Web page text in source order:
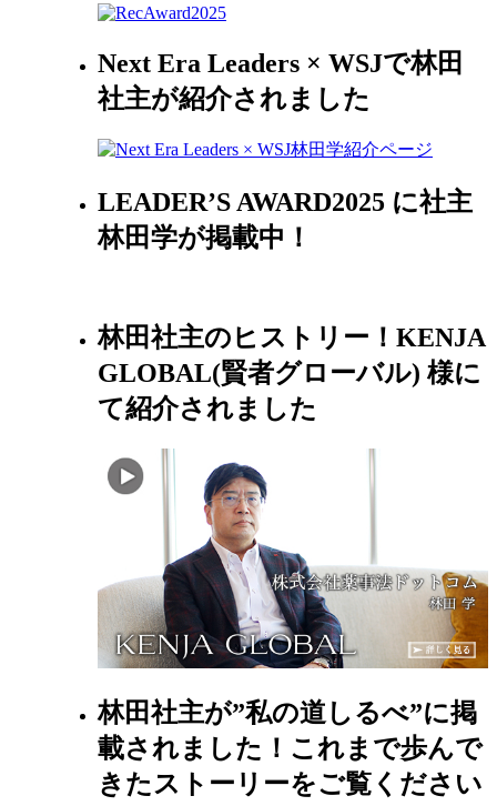
Next Era Leaders × WSJで林田
社主が紹介されました
LEADER’S AWARD2025 に社主
林田学が掲載中！
林田社主のヒストリー！KENJA
GLOBAL(賢者グローバル) 様に
て紹介されました
林田社主が”私の道しるべ”に掲
載されました！これまで歩んで
きたストーリーをご覧ください